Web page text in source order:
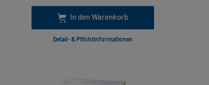
In den Warenkorb
Detail- & Pflichtinformationen